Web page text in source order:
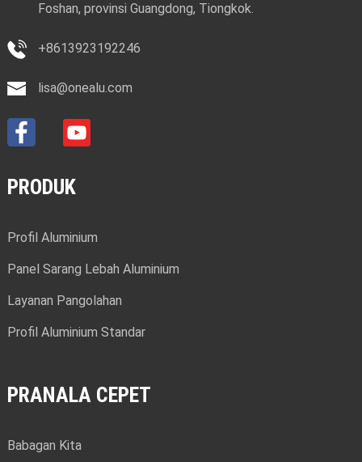
Foshan, provinsi Guangdong, Tiongkok.
+8613923192246
lisa@onealu.com
PRODUK
Profil Aluminium
Panel Sarang Lebah Aluminium
Layanan Pangolahan
Profil Aluminium Standar
PRANALA CEPET
Babagan Kita